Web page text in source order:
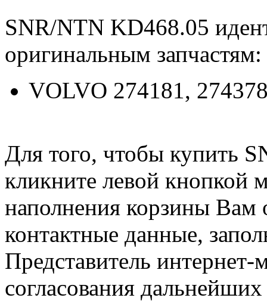
SNR/NTN KD468.05
оригинальным запчастям:
VOLVO 274181,
Для того, чтобы купить
кликните левой
наполнения корзины Вам
контактные данные,
Представитель
согласования